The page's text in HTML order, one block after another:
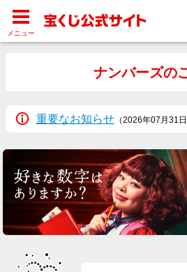
ナンバーズの
重要なお知らせ （2026年07月31
メニュー